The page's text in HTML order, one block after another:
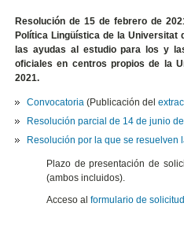
Resolución de 15 de febrero de
Política Lingüística de la Universitat
las ayudas al estudio para los y
oficiales en centros propios de la
2021.
Convocatoria (Publicación del
Resolución parcial de 14 de junio
Resolución por la que se resuelven
Plazo de presentación de
(ambos incluidos).
Acceso alformulario de solicitud